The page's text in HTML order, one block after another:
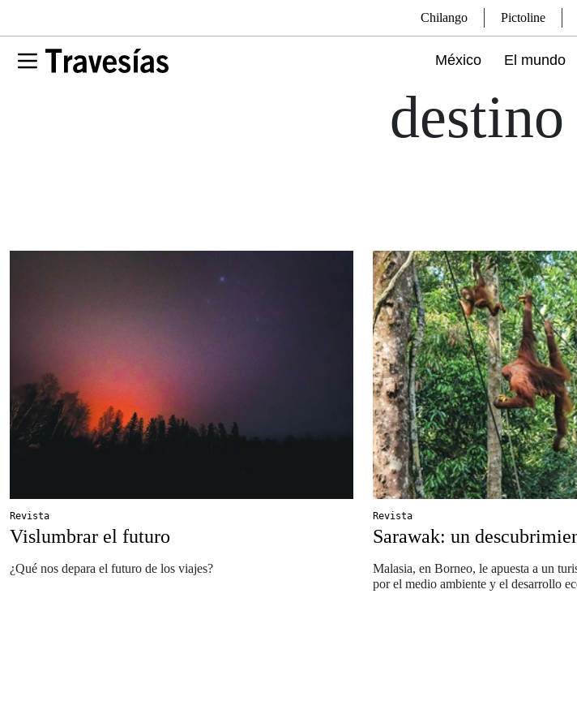
Chilango Pictoline
México El mundo
Revista
Vislumbrar el futuro
¿Qué nos depara el futuro de los viajes?
Revista
Sarawak: un
Malasia, en Borneo, le apuesta a un
por el medio ambiente y el desarrollo